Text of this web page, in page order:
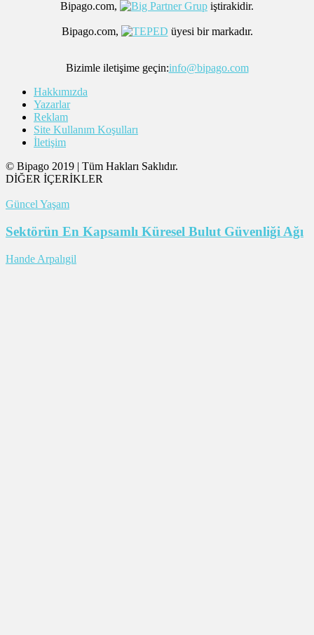
Bipago.com, iştirakidir.
Bipago.com, üyesi bir markadır.
Bizimle iletişime geçin:info@bipago.com
Hakkımızda
Yazarlar
Reklam
Site Kullanım Koşulları
İletişim
© Bipago 2019 | Tüm Hakları Saklıdır.
DİĞER İÇERİKLER
Güncel Yaşam
Sektörün En Kapsamlı Küresel Bulut Güvenliği Ağı
Hande Arpalıgil